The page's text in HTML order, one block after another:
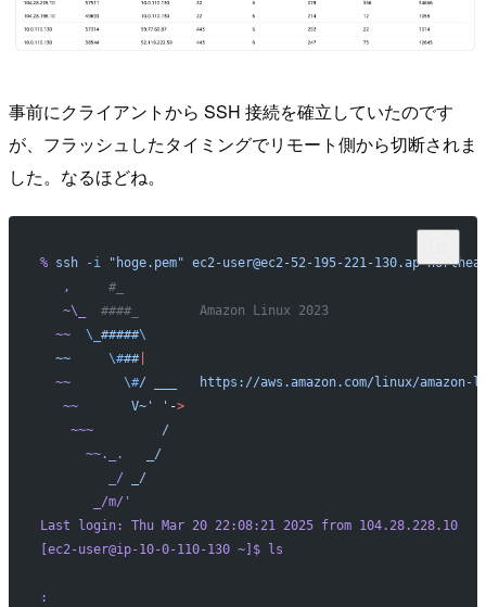
事前にクライアントから SSH 接続を確立していたのです
が、フラッシュしたタイミングでリモート側から切断されま
した。なるほどね。
% ssh -i "hoge.pem" ec2-user@ec2-52-195-221-130.ap-
   ,
     #_
   ~\_
  ####_        Amazon Linux 2023
  ~~
  \_
#####\
  ~~
     \#
##|
  ~~
       \#
/
https://aws.amazon.com/linux/amazon-
   ~~
       V~' '
->
    ~~~
         /
      ~~._.
   _/
         _/
_/
       _/m/
'
Last login: Thu Mar 20 22:08:21 2025 from 104.28.228.10
[ec2-user@ip-10-0-110-130 ~]$ ls
: